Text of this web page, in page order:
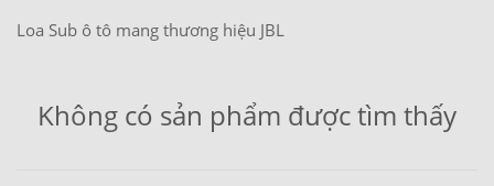
Loa Sub ô tô mang thương hiệu JBL
Không có sản phẩm được tìm thấy